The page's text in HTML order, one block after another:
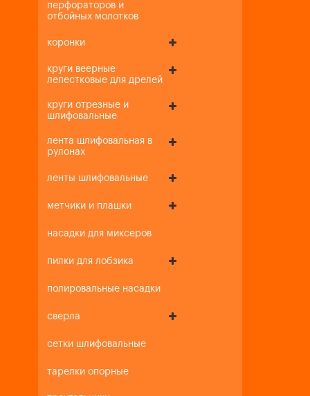
перфораторов и
отбойных молотков
коронки
круги веерные
лепестковые для дрелей
круги отрезные и
шлифовальные
лента шлифовальная в
рулонах
ленты шлифовальные
метчики и плашки
насадки для миксеров
пилки для лобзика
полировальные насадки
сверла
сетки шлифовальные
тарелки опорные